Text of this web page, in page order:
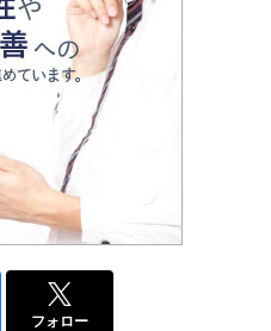
フォロー